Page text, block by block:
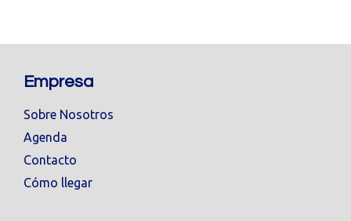
Empresa
Sobre Nosotros
Agenda
Contacto
Cómo llegar